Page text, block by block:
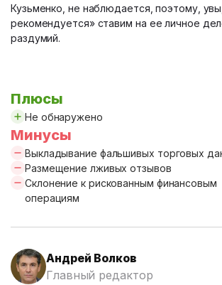
Кузьменко, не наблюдается, поэтому,
рекомендуется» ставим на ее личное
раздумий.
Плюсы
Не обнаружено
Минусы
Выкладывание фальшивых торговых
Размещение лживых отзывов
Склонение к рискованным финансовым
операциям
Андрей Волков
Главный редактор